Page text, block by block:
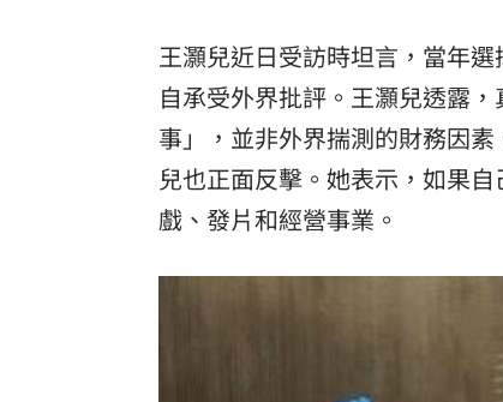
王灝兒近日受訪時坦言，當年
自承受外界批評。王灝兒透露
事」，並非外界揣測的財務因
兒也正面反擊。她表示，如果
戲、發片和經營事業。